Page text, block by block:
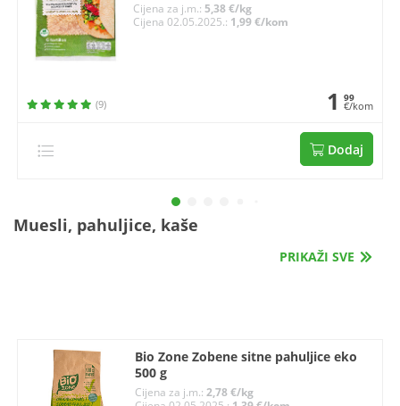
Cijena za j.m.: 5,38 €/kg
Cijena 02.05.2025.: 1,99 €/kom
(9) 1 99
€/kom
Dodaj
Muesli, pahuljice, kaše
PRIKAŽI SVE
Bio Zone Zobene sitne pahuljice eko
500 g
Cijena za j.m.: 2,78 €/kg